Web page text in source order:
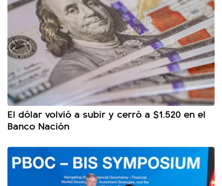
El dólar volvió a subir y cerró a $1.520 en el
Banco Nación